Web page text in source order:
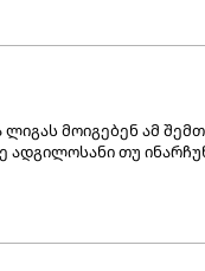
მოიგებენ ამ
ადგილოსანი თუ